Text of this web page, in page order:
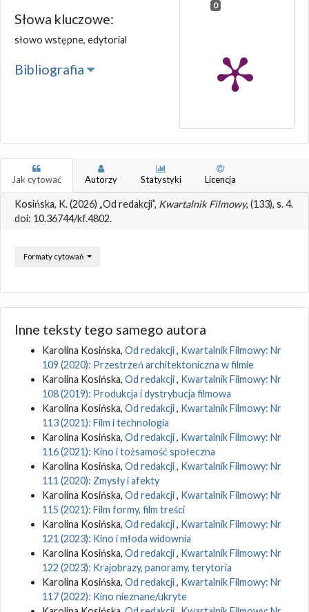
Słowa kluczowe:
słowo wstępne, edytorial
Bibliografia
0
Jak cytować Autorzy Statystyki Licencja
Kosińska, K. (2026) „Od redakcji”, Kwartalnik Filmowy, (133), s. 4.
doi: 10.36744/kf.4802.
Formaty cytowań
Inne teksty tego samego autora
Karolina Kosińska, Od redakcji, Kwartalnik Filmowy: Nr
109 (2020): Przestrzeń architektoniczna w filmie
Karolina Kosińska, Od redakcji, Kwartalnik Filmowy: Nr
108 (2019): Produkcja i dystrybucja filmowa
Karolina Kosińska, Od redakcji, Kwartalnik Filmowy: Nr
113 (2021): Film i technologia
Karolina Kosińska, Od redakcji, Kwartalnik Filmowy: Nr
116 (2021): Kino i tożsamość społeczna
Karolina Kosińska, Od redakcji, Kwartalnik Filmowy: Nr
111 (2020): Zmysły i afekty
Karolina Kosińska, Od redakcji, Kwartalnik Filmowy: Nr
115 (2021): Film formy, film treści
Karolina Kosińska, Od redakcji, Kwartalnik Filmowy: Nr
121 (2023): Kino i młoda widownia
Karolina Kosińska, Od redakcji, Kwartalnik Filmowy: Nr
122 (2023): Krajobrazy, panoramy, terytoria
Karolina Kosińska, Od redakcji, Kwartalnik Filmowy: Nr
117 (2022): Kino nieznane/ukryte